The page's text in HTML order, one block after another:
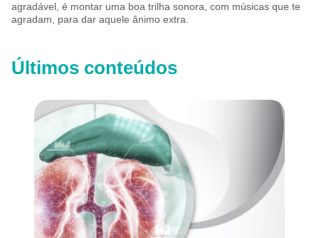
agradável, é montar uma boa trilha sonora, com músicas que te
agradam, para dar aquele ânimo extra.
Últimos conteúdos